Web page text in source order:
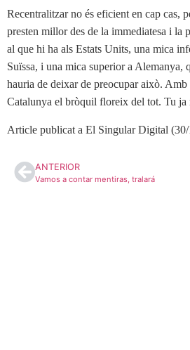
Recentralitzar no és eficient en cap cas,
presten millor des de la immediatesa i la
al que hi ha als Estats Units, una mica
Suïssa, i una mica superior a
hauria de deixar de preocupar això. Amb
Catalunya el bròquil floreix del tot. Tu ja
Article publicat a El Singular Digital
ANTERIOR
Vamos a contar mentiras, tralará